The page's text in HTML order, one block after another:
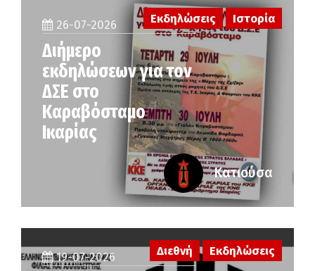
26-07-2026
Διήμερο
εκδηλώσεων για τον
ΔΣΕ στο
Καραβόσταμο
Ικαρίας
Εκδηλώσεις Ιστορία
Κατιούσα
19-07-2026
Διεθνή Εκδηλώσεις